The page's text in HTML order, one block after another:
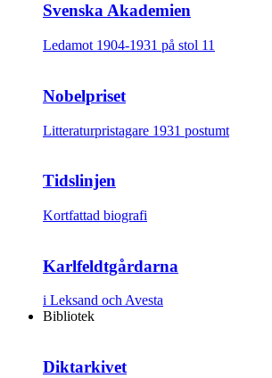
Svenska Akademien
Ledamot 1904-1931 på stol 11
Nobelpriset
Litteraturpristagare 1931 postumt
Tidslinjen
Kortfattad biografi
Karlfeldtgårdarna
i Leksand och Avesta
Bibliotek
Diktarkivet